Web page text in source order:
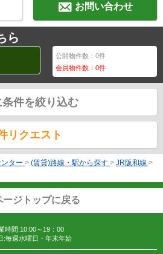
お問い合わせ
ら
公開物件数：0件
会員物件数：0件
条件を絞り込む
リクエスト
ター > (賃貸)路線・駅から探す > JR阪和線 >
ージトップに戻る
時間:10:00～19：00
:毎週水曜日・年末年始